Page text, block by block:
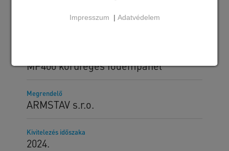
MF400 körüreges födémpanel
Megrendelő
ARMSTAV s.r.o.
Kivitelezés időszaka
2024.
Impresszum | Adatvédelem